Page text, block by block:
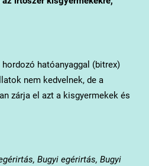
hatóanyaggal (bitrex)
nem kedvelnek, de a
zárja el azt a kisgyermekek és
Bugyi egérirtás, Bugyi